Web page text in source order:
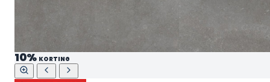
10% KORTING